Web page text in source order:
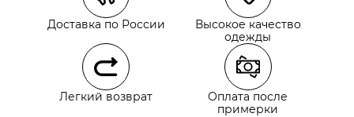
Курьерская доставка СДЭК
Самовывоз из пункта выдачи СДЭК
Самовывоз из наших магазинов
Доставка по России
Высокое качество
одежды
Легкий возврат
Оплата после
примерки